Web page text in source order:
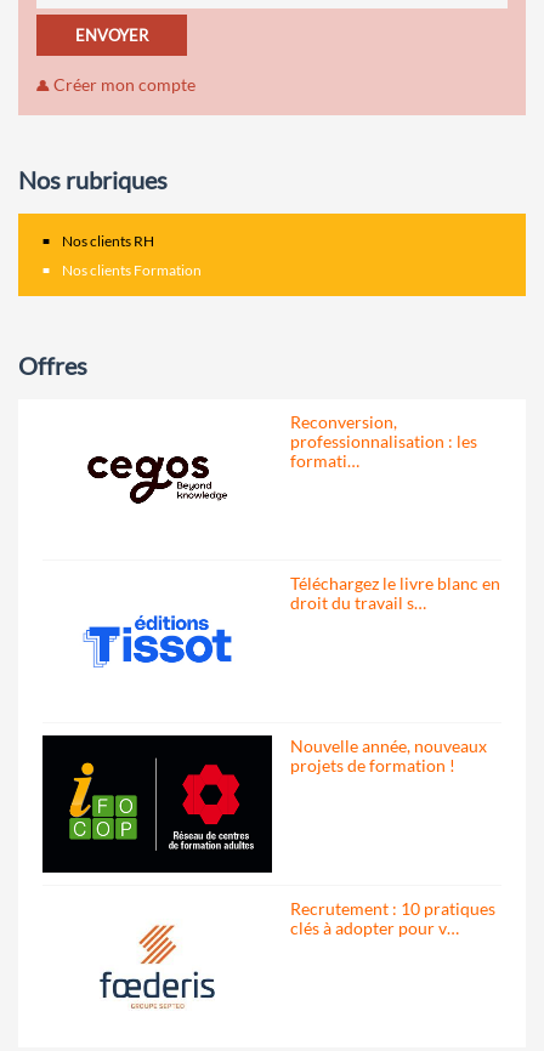
ENVOYER
Créer mon compte
Nos rubriques
Nos clients RH
Nos clients Formation
Offres
Reconversion,
professionnalisation : les
formati…
Téléchargez le livre blanc en
droit du travail s…
Nouvelle année, nouveaux
projets de formation !
Recrutement : 10 pratiques
clés à adopter pour v…